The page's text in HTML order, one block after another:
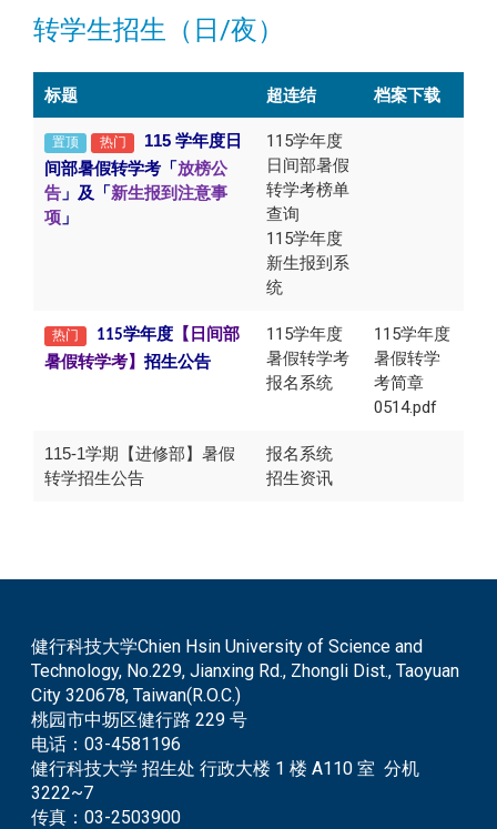
转学生招生（日/夜）
标题 超连结 档案下载
置顶 热门 115 学年度日
间部暑假转学考「放榜公
告 」及「新生报到注意事
项 」
115学年度
日间部暑假
转学考榜单
查询
115学年度
新生报到系
统
热门 115学年度 【日间部
暑假转学考】 招生公告
115学年度
暑假转学考
报名系统
115学年度
暑假转学
考简章
0514.pdf
115-1学期【进修部】暑假
转学招生公告
报名系统
招生资讯
健行科技大学Chien Hsin University of Science and
Technology, No.229, Jianxing Rd., Zhongli Dist., Taoyuan
City 320678, Taiwan(R.O.C.)
桃园市中坜区健行路 229 号
电话：03-4581196
健行科技大学 招生处 行政大楼 1 楼 A110 室 分机
3222~7
传真：03-2503900